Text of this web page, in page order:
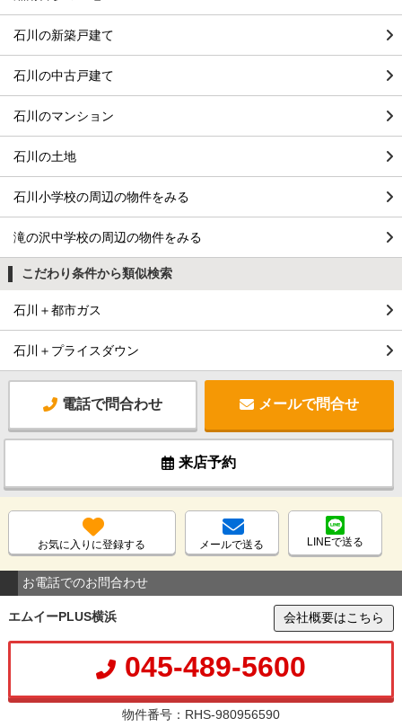
石川の新築戸建て
石川の中古戸建て
石川のマンション
石川の土地
石川小学校の周辺の物件をみる
滝の沢中学校の周辺の物件をみる
こだわり条件から類似検索
石川＋都市ガス
石川＋プライスダウン
電話で問合わせ メールで問合せ
来店予約
お気に入りに登録する メールで送る LINEで送る
お電話でのお問合わせ
エムイーPLUS横浜 会社概要はこちら
045-489-5600
物件番号：RHS-980956590